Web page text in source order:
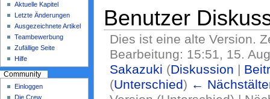
Benutzer
Dies ist eine alte Version.
Bearbeitung: 15:51, 15.
Sakazuki (Diskussion |
(Unterschied) ←
Aktuelle Kapitel
Letzte Änderungen
Ausgezeichnete Artikel
Teambewerbung
Zufällige Seite
Hilfe
Community
Einloggen
Die Crew